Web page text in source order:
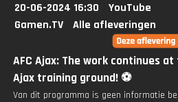
20-06-2024 16:30
YouTube
Gamen.TV
Alle afleveringen
AFC Ajax: The work continues
Ajax training ground! ⚽️
Van dit programma is geen informatie